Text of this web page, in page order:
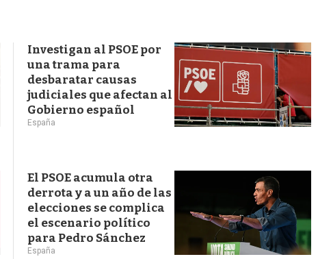
e
Investigan al PSOE por
una trama para
desbaratar causas
judiciales que afectan al
Gobierno español
España
El PSOE acumula otra
derrota y a un año de las
elecciones se complica
el escenario político
para Pedro Sánchez
España